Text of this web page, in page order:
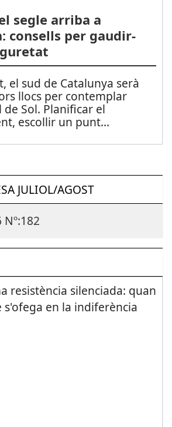
segle arriba a
consells per gaudir-
el sud de Catalunya serà
llocs per contemplar
de Sol. Planificar el
escollir un punt...
JULIOL/AGOST